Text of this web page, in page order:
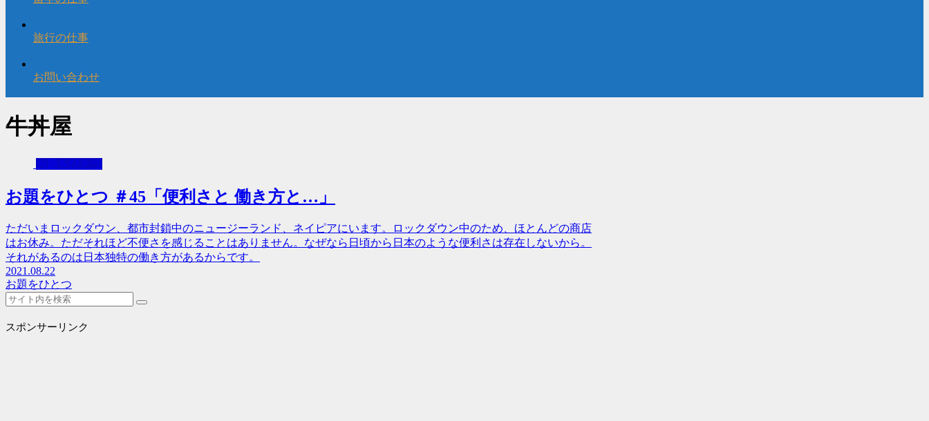
旅行の仕事
お問い合わせ
牛丼屋
お題をひとつ
お題をひとつ ＃45「便利さと 働き方と…」
ただいまロックダウン、都市封鎖中のニュージーランド、ネイピアにいます。ロックダウン中のため、ほとんどの商店
はお休み。ただそれほど不便さを感じることはありません。なぜなら日頃から日本のような便利さは存在しないから。
それがあるのは日本独特の働き方があるからです。
2021.08.22
お題をひとつ
スポンサーリンク